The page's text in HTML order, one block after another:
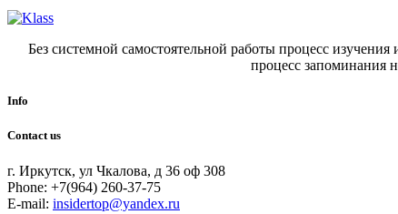
Без системной самостоятельной работы процесс
процесс запоминания
Info
Contact us
г. Иркутск, ул Чкалова, д 36 оф 308
Phone: +7(964) 260-37-75
E-mail: insidertop@yandex.ru